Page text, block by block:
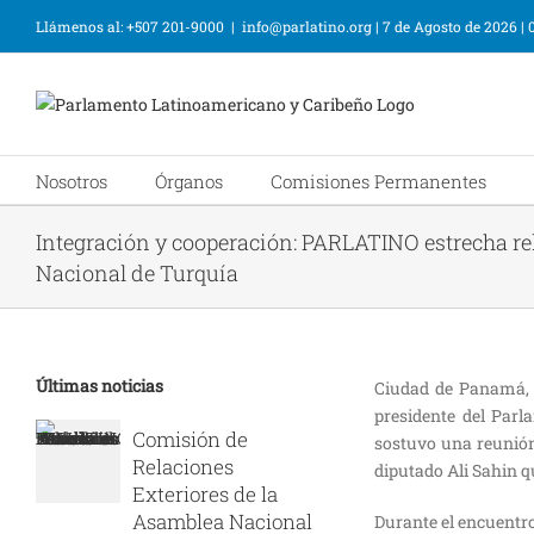
Llámenos al: +507 201-9000 | info@parlatino.org| 7 de Agosto de 2026|
Nosotros Órganos Comisiones Permanentes
Integración y cooperación: PARLATINO estrecha
Nacional de Turquía
Ciudad de
presidente del
sostuvo una
diputado Ali Sahin
Durante el
Últimas noticias
Comisión de
Relaciones
Exteriores de la
Asamblea Nacional